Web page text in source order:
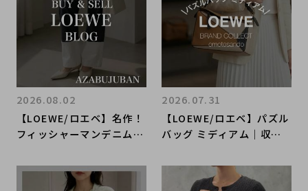
【LOEWE/ロエベ】名作！
フィッシャーマンデニムの
ランドコレクト麻布十番店
にお任せください！
2026.08.02
【LOEWE/ロエベ】パズル
バッグ ミディアム｜収納
た人気モデル
2026.07.31